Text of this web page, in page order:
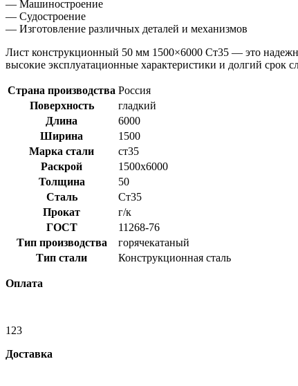
— Машиностроение
— Судостроение
— Изготовление различных деталей и механизмов
Лист конструкционный 50 мм 1500×6000 Ст35 — это
высокие эксплуатационные характеристики и долгий срок
Страна производства Россия
Поверхность
гладкий
Длина
6000
Ширина
1500
Марка стали
ст35
Раскрой
1500x6000
Толщина
50
Сталь
Ст35
Прокат
г/к
ГОСТ
11268-76
Тип производства
горячекатаный
Тип стали
Конструкционная сталь
Оплата
123
Доставка